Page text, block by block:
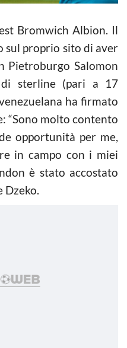
Bromwich Albion. Il
sul proprio sito di aver
Pietroburgo Salomon
sterline (pari a 17
ha firmato
“Sono molto contento
opportunità per me,
in campo con i miei
è stato accostato
Dzeko.